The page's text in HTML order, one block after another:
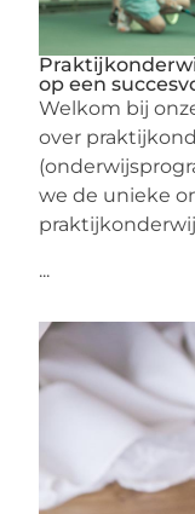
op een
Welkom bij
over
we de unieke
...